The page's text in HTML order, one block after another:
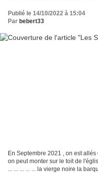
Publié le 14/10/2022 à 15:04
Par bebert33
En Septembre 2021 , on est allés
on peut monter sur le toit de
... ... ... ... ... la vierge noire la